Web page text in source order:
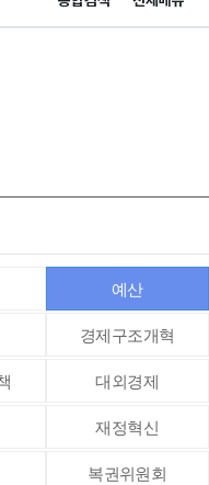
예산
경제구조개혁
대외경제
재정혁신
복권위원회